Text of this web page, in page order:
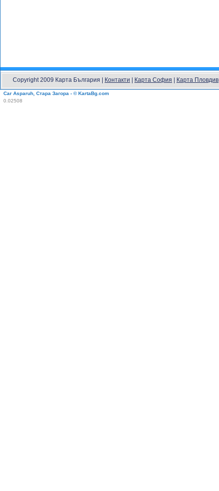
Copyright 2009 Карта България | Контакти Карта София Карта Пловдив
Car Asparuh, Стара Загора - © KartaBg.com
0.02508